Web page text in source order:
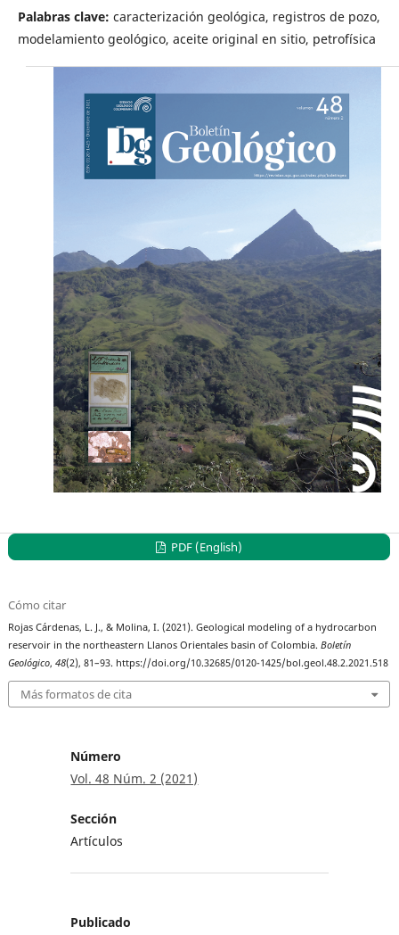
Palabras clave: caracterización geológica, registros de pozo,
modelamiento geológico, aceite original en sitio, petrofísica
PDF (English)
Cómo citar
Rojas Cárdenas, L. J., & Molina, I. (2021). Geological modeling of a hydrocarbon
reservoir in the northeastern Llanos Orientales basin of Colombia.Boletín
Geológico,48(2), 81–93. https://doi.org/10.32685/0120-1425/bol.geol.48.2.2021.518
Más formatos de cita
Número
Vol. 48 Núm. 2 (2021)
Sección
Artículos
Publicado